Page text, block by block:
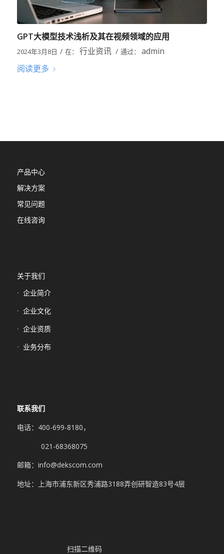
GPT大模型技术浅析及其在视频领域的应用
2024年3月8日 / 在： 行业资讯 / 通过： admin
阅读更多
产品中心
解决方案
常见问题
在线咨询
关于我们
企业简介
企业文化
企业资质
业务分布
联系我们
电话：400-699-8180，
021-68368075
邮箱：info@dekscom.com
地址：上海市浦东新区秀浦路3188弄创研智造83号4层
扫描二维码